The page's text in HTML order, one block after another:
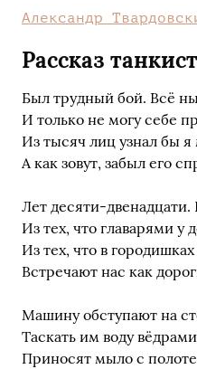
Александр
Рассказ
Был трудный бой. Всё
И только не могу себе
Из тысяч лиц узнал бы я
А как зовут, забыл его
Лет десяти-двенадцати.
Из тех, что главарями у
Из тех, что в
Встречают нас как
Машину обступают на
Таскать им воду
Приносят мыло с